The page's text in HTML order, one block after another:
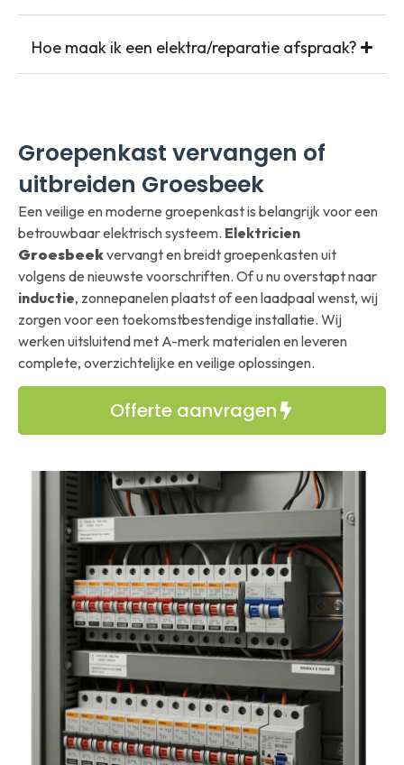
Hoe maak ik een elektra/reparatie afspraak?
Groepenkast vervangen of
uitbreiden Groesbeek
Een veilige en moderne groepenkast is belangrijk voor een
betrouwbaar elektrisch systeem. Elektricien
Groesbeekvervangt en breidt groepenkasten uit
volgens de nieuwste voorschriften. Of u nu overstapt naar
inductie, zonnepanelen plaatst of een laadpaal wenst, wij
zorgen voor een toekomstbestendige installatie. Wij
werken uitsluitend met A-merk materialen en leveren
complete, overzichtelijke en veilige oplossingen.
Offerte aanvragen